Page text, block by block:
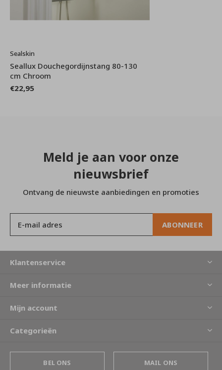
Sealskin
Seallux Douchegordijnstang 80-130
cm Chroom
€22,95
Meld je aan voor onze
nieuwsbrief
Ontvang de nieuwste aanbiedingen en promoties
ABONNEER
Klantenservice
Meer informatie
Mijn account
Categorieën
BEL ONS MAIL ONS